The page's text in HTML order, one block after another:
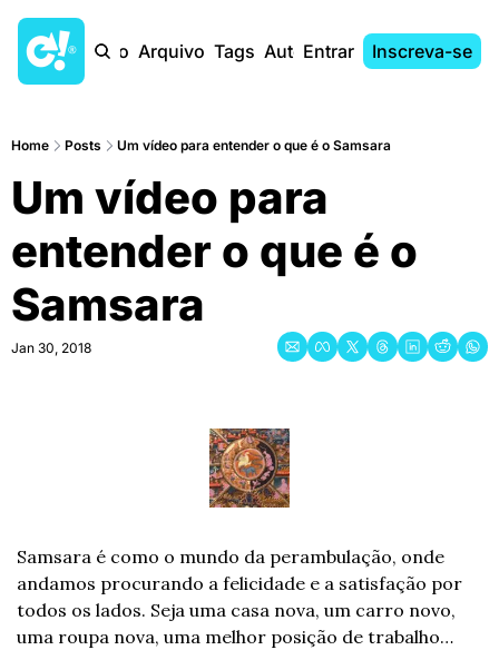
Início Arquivo Tags AutoresEntrar Inscreva-se
Home Posts Um vídeo para entender o que é o Samsara
Um vídeo para
entender o que é o
Samsara
Jan 30, 2018
Samsara é como o mundo da perambulação, onde
andamos procurando a felicidade e a satisfação por
todos os lados. Seja uma casa nova, um carro novo,
uma roupa nova, uma melhor posição de trabalho…